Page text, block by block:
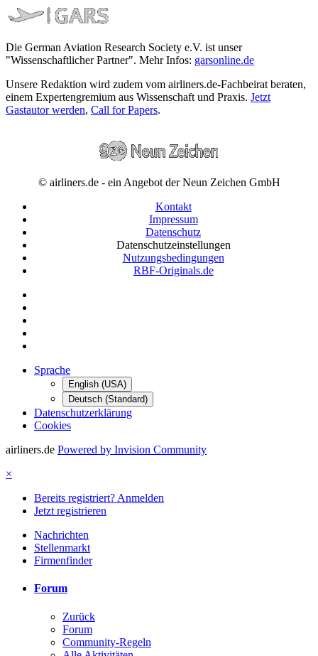
Die German Aviation Research Society e.V. ist unser
"Wissenschaftlicher Partner". Mehr Infos: garsonline.de
Unsere Redaktion wird zudem vom airliners.de-Fachbeirat beraten,
einem Expertengremium aus Wissenschaft und Praxis. Jetzt
Gastautor werden, Call for Papers.
© airliners.de - ein Angebot der Neun Zeichen GmbH
Kontakt
Impressum
Datenschutz
Datenschutzeinstellungen
Nutzungsbedingungen
RBF-Originals.de
Sprache
English (USA)
Deutsch (Standard)
Datenschutzerklärung
Cookies
airliners.de Powered by Invision Community
×
Bereits registriert? Anmelden
Jetzt registrieren
Nachrichten
Stellenmarkt
Firmenfinder
Forum
Zurück
Forum
Community-Regeln